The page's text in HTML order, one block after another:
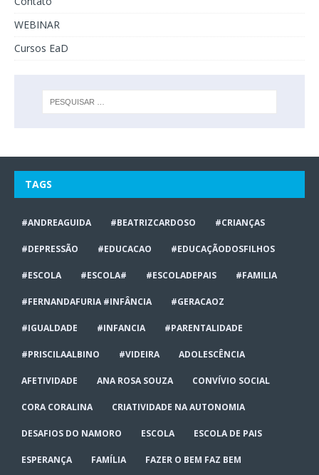
WEBINAR
Cursos EaD
TAGS
#ANDREAGUIDA #BEATRIZCARDOSO #CRIANÇAS
#DEPRESSÃO #EDUCACAO #EDUCAÇÃODOSFILHOS
#ESCOLA #ESCOLA# #ESCOLADEPAIS #FAMILIA
#FERNANDAFURIA #INFÂNCIA #GERACAOZ
#IGUALDADE #INFANCIA #PARENTALIDADE
#PRISCILAALBINO #VIDEIRA ADOLESCÊNCIA
AFETIVIDADE ANA ROSA SOUZA CONVÍVIO SOCIAL
CORA CORALINA CRIATIVIDADE NA AUTONOMIA
DESAFIOS DO NAMORO ESCOLA ESCOLA DE PAIS
ESPERANÇA FAMÍLIA FAZER O BEM FAZ BEM